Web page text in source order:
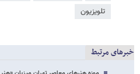
تلویزیون
خبرهای مرتبط